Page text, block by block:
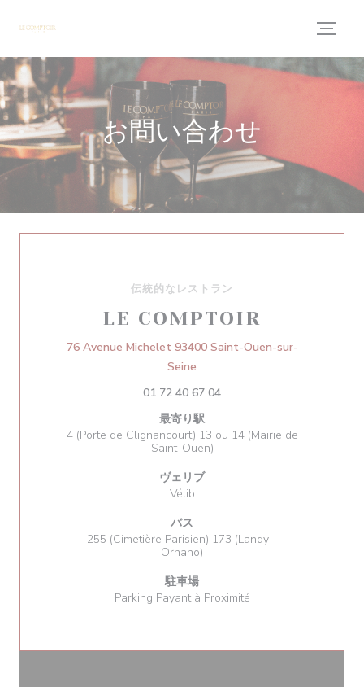
お問い合わせ
伝統的なレストラン
LE COMPTOIR
76 Avenue Michelet 93400 Saint-Ouen-sur-
Seine
01 72 40 67 04
最寄り駅
4 (Porte de Clignancourt) 13 ou 14 (Mairie de
Saint-Ouen)
ヴェリブ
Vélib
バス
255 (Cimetière Parisien) 173 (Landy -
Ornano)
駐車場
Parking Payant à Proximité